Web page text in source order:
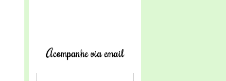
Acompanhe via email